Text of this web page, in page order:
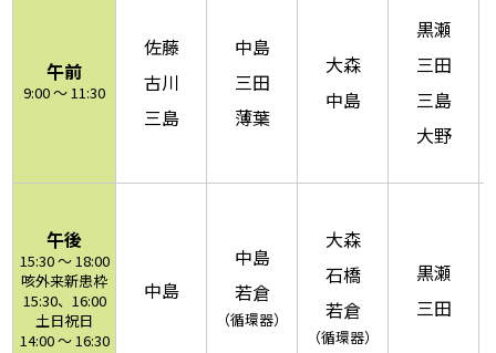
午前
9:00 ～ 11:30
佐藤
古川
三島
中島
三田
薄葉
大森
中島
黒瀬
三田
三島
大野
午後
15:30 ～ 18:00
咳外来新患枠
15:30、16:00
土日祝日
14:00 ～ 16:30
中島
中島
若倉
（循環器）
大森
石橋
若倉
（循環器）
黒瀬
三田